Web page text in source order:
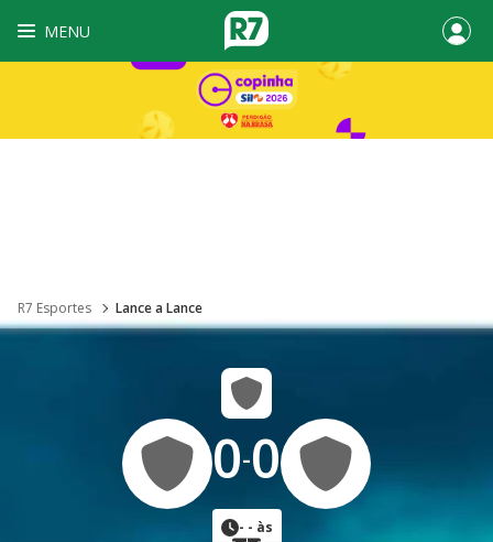
MENU
R7 Esportes Lance a Lance
0-0
- - às